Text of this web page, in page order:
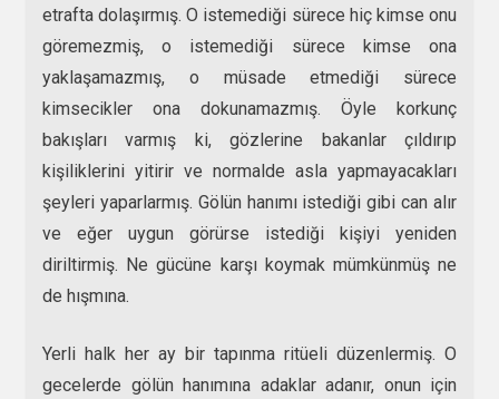
etrafta dolaşırmış. O istemediği sürece hiç kimse onu
göremezmiş, o istemediği sürece kimse ona
yaklaşamazmış, o müsade etmediği sürece
kimsecikler ona dokunamazmış. Öyle korkunç
bakışları varmış ki, gözlerine bakanlar çıldırıp
kişiliklerini yitirir ve normalde asla yapmayacakları
şeyleri yaparlarmış. Gölün hanımı istediği gibi can alır
ve eğer uygun görürse istediği kişiyi yeniden
diriltirmiş. Ne gücüne karşı koymak mümkünmüş ne
de hışmına.
Yerli halk her ay bir tapınma ritüeli düzenlermiş. O
gecelerde gölün hanımına adaklar adanır, onun için